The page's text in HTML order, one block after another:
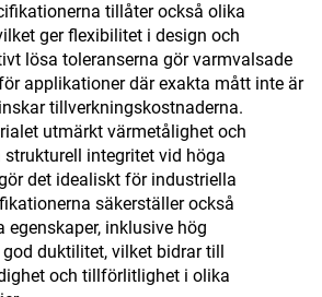
tillåter också olika
ger flexibilitet i design och
lösa toleranserna gör varmvalsade
applikationer där exakta mått inte är
tillverkningskostnaderna.
utmärkt värmetålighet och
integritet vid höga
det idealiskt för industriella
säkerställer också
inklusive hög
duktilitet, vilket bidrar till
och tillförlitlighet i olika